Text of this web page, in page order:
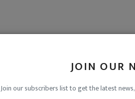
JOIN OUR
Join our subscribers list to get the latest